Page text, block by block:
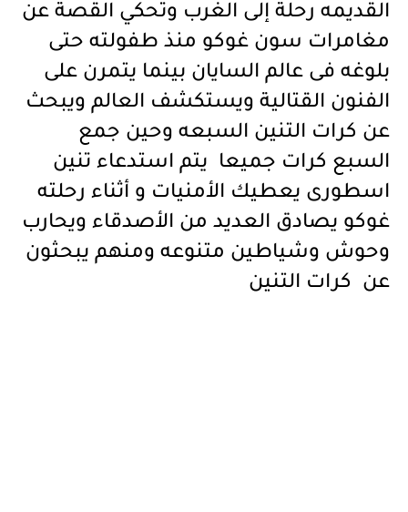
القديمه رحلة إلى الغرب وتحكي القصة عن
مغامرات سون غوكو منذ طفولته حتى
بلوغه فى عالم السايان بينما يتمرن على
الفنون القتالية ويستكشف العالم ويبحث
عن كرات التنين السبعه وحين جمع
السبع كرات جميعا يتم استدعاء تنين
اسطورى يعطيك الأمنيات و أثناء رحلته
غوكو يصادق العديد من الأصدقاء ويحارب
وحوش وشياطين متنوعه ومنهم يبحثون
عن كرات التنين